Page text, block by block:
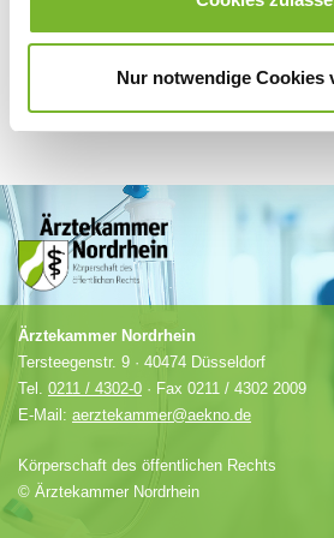
Nur notwendige Cookies
Ärztekammer Nordrhein
Tersteegenstr. 9 · 40474 Düsseldorf
Tel. 0211 / 4302-0 · Fax 0211 / 4302 2009
E-Mail: aerztekammer@aekno.de
Körperschaft des öffentlichen Rechts
© Ärztekammer Nordrhein